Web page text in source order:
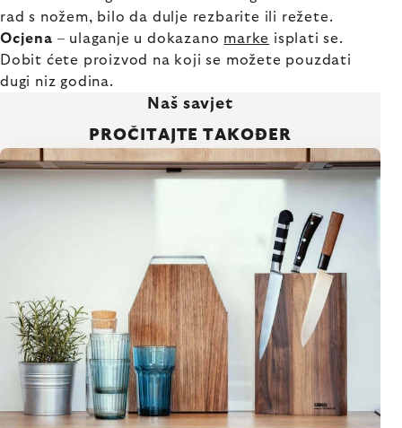
rad s nožem, bilo da dulje rezbarite ili režete.
Ocjena – ulaganje u dokazano marke isplati se.
Dobit ćete proizvod na koji se možete pouzdati
dugi niz godina.
Naš savjet
PROČITAJTE TAKOĐER